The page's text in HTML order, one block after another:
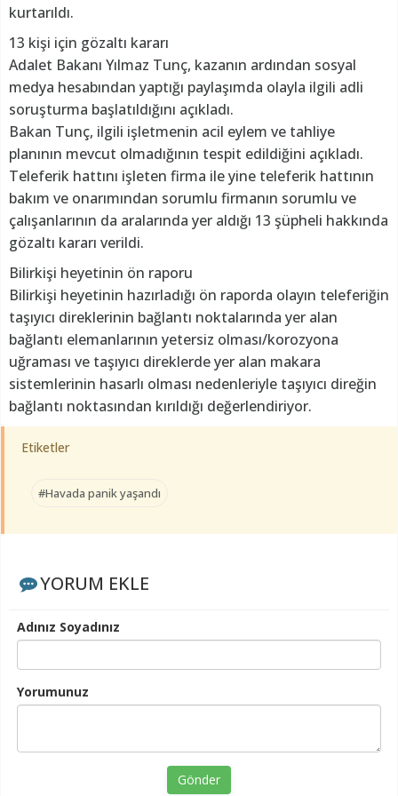
kurtarıldı.
13 kişi için gözaltı kararı
Adalet Bakanı Yılmaz Tunç, kazanın ardından sosyal
medya hesabından yaptığı paylaşımda olayla ilgili adli
soruşturma başlatıldığını açıkladı.
Bakan Tunç, ilgili işletmenin acil eylem ve tahliye
planının mevcut olmadığının tespit edildiğini açıkladı.
Teleferik hattını işleten firma ile yine teleferik hattının
bakım ve onarımından sorumlu firmanın sorumlu ve
çalışanlarının da aralarında yer aldığı 13 şüpheli hakkında
gözaltı kararı verildi.
Bilirkişi heyetinin ön raporu
Bilirkişi heyetinin hazırladığı ön raporda olayın teleferiğin
taşıyıcı direklerinin bağlantı noktalarında yer alan
bağlantı elemanlarının yetersiz olması/korozyona
uğraması ve taşıyıcı direklerde yer alan makara
sistemlerinin hasarlı olması nedenleriyle taşıyıcı direğin
bağlantı noktasından kırıldığı değerlendiriyor.
Etiketler
#Havada panik yaşandı
YORUM EKLE
Adınız Soyadınız
Yorumunuz
Gönder